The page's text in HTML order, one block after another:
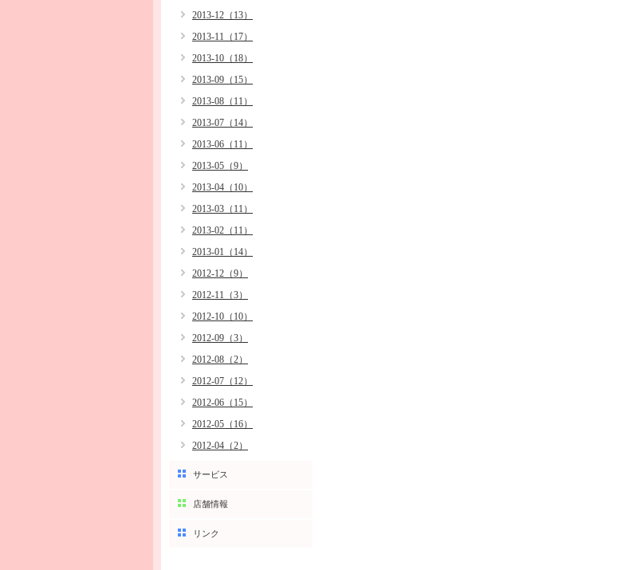
2013-12（13）
2013-11（17）
2013-10（18）
2013-09（15）
2013-08（11）
2013-07（14）
2013-06（11）
2013-05（9）
2013-04（10）
2013-03（11）
2013-02（11）
2013-01（14）
2012-12（9）
2012-11（3）
2012-10（10）
2012-09（3）
2012-08（2）
2012-07（12）
2012-06（15）
2012-05（16）
2012-04（2）
サービス
店舗情報
リンク